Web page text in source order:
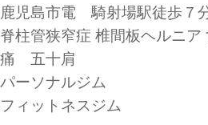
鹿児島市電 騎射場駅徒歩７
脊柱管狭窄症 椎間板ヘルニア
痛 五十肩
パーソナルジム
フィットネスジム